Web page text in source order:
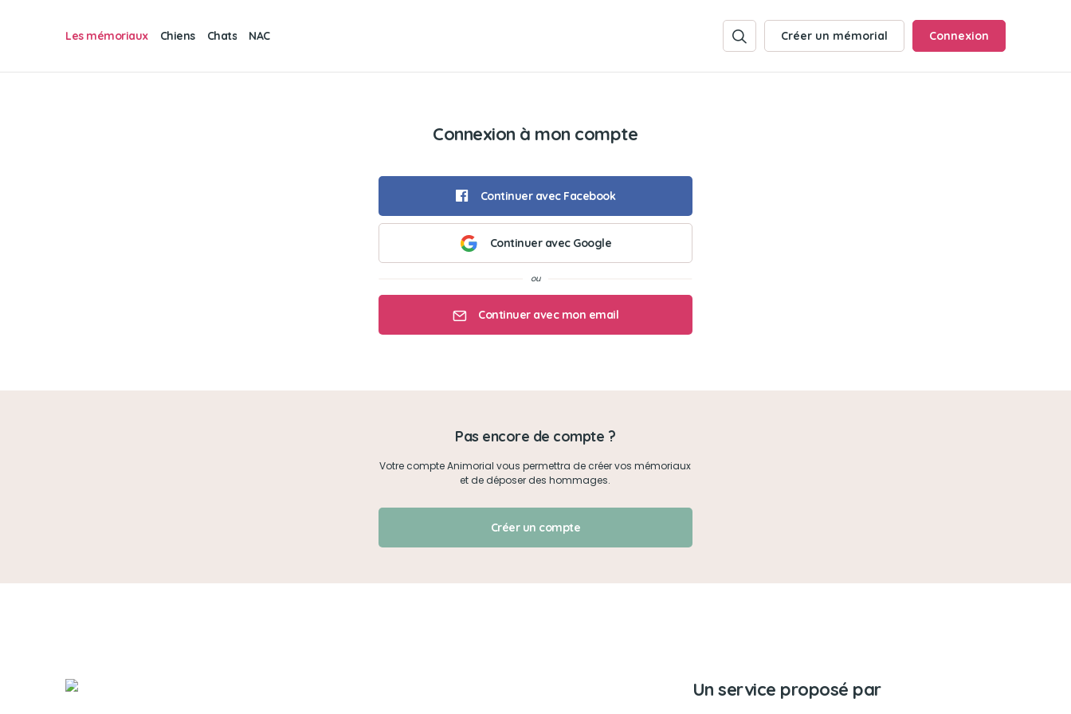
Les mémoriaux Chiens Chats NAC Créer un mémorial Connexion
Connexion à mon compte
Continuer avec Facebook
Continuer avec Google
Continuer avec mon email
Pas encore de compte ?
Votre compte Animorial vous permettra de créer vos mémoriaux
et de déposer des hommages.
Créer un compte
Un service proposé par